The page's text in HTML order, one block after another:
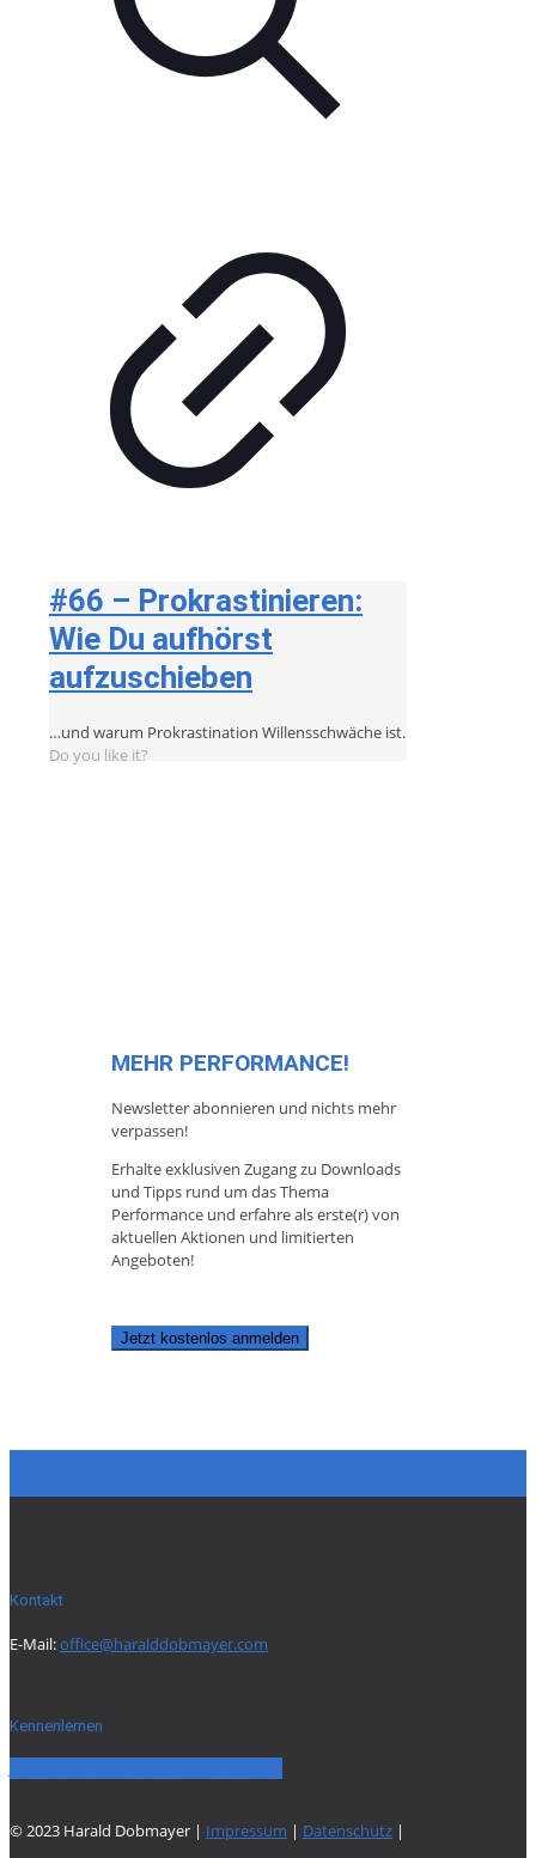
#66 – Prokrastinieren:
Wie Du aufhörst
aufzuschieben
…und warum Prokrastination Willensschwäche ist.
Do you like it?
MEHR PERFORMANCE!
Newsletter abonnieren und nichts mehr
verpassen!
Erhalte exklusiven Zugang zu Downloads
und Tipps rund um das Thema
Performance und erfahre als erste(r) von
aktuellen Aktionen und limitierten
Angeboten!
Jetzt kostenlos anmelden
Kontakt
E-Mail:office@haralddobmayer.com
Kennenlernen
© 2023 Harald Dobmayer | Impressum | Datenschutz |